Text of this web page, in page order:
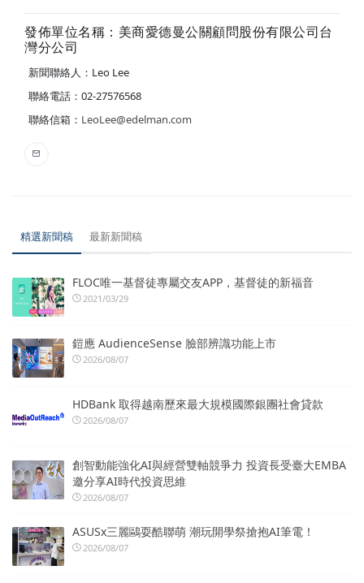
發佈單位名稱：美商愛德曼公關顧問股份有限公司台
灣分公司
新聞聯絡人：Leo Lee
聯絡電話：02-27576568
聯絡信箱： LeoLee@edelman.com
精選新聞稿 最新新聞稿
FLOC唯一基督徒專屬交友APP，基督徒的新福音
2021/03/29
鎧應 AudienceSense 臉部辨識功能上市
2026/08/07
HDBank 取得越南歷來最大規模國際銀團社會貸款
2026/08/07
創智動能強化AI與經營雙軸競爭力 投資長受臺大EMBA
邀分享AI時代投資思維
2026/08/07
ASUSx三麗鷗耍酷聯萌 潮玩開學祭搶抱AI筆電！
2026/08/07